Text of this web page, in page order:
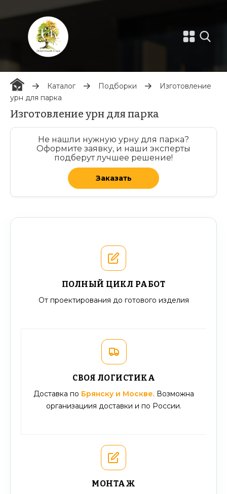
Каталог Подборки
Изготовление
урн для парка
Изготовление урн для парка
Не нашли нужную урну для парка?
Оформите заявку, и наши эксперты
подберут лучшее решение!
Заказать
ПОЛНЫЙ ЦИКЛ РАБОТ
От проектирования до готового изделия
СВОЯ ЛОГИСТИКА
Доставка по Брянску и Москве. Возможна
организациия доставки и по России.
МОНТАЖ